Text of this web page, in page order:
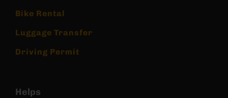
Bike Rental
Luggage Transfer
Driving Permit
Helps